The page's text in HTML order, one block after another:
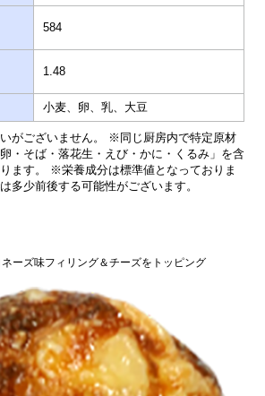
584
1.48
小麦、卵、乳、大豆
がございません。 ※同じ厨房内で特定原材
・そば・落花生・えび・かに・くるみ」を含
ます。 ※栄養成分は標準値となっておりま
多少前後する可能性がございます。
ーズ味フィリング＆チーズをトッピング